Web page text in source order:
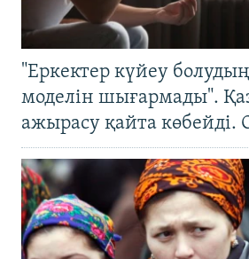
"Еркектер күйеу
моделін шығармады".
ажырасу қайта көбейді.